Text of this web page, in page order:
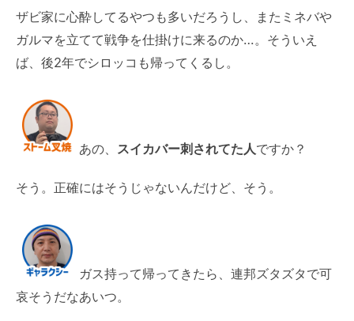
ザビ家に心酔してるやつも多いだろうし、またミネバや
ガルマを立てて戦争を仕掛けに来るのか…。そういえ
ば、後2年でシロッコも帰ってくるし。
あの、 スイカバー刺されてた人ですか？
そう。正確にはそうじゃないんだけど、そう。
ガス持って帰ってきたら、連邦ズタズタで可
哀そうだなあいつ。